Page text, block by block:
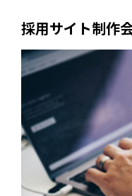
採用サイト制作